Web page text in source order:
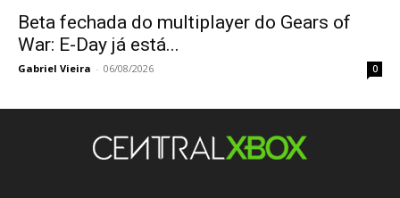
Beta fechada do multiplayer do Gears of
War: E-Day já está...
Gabriel Vieira - 06/08/2026 0